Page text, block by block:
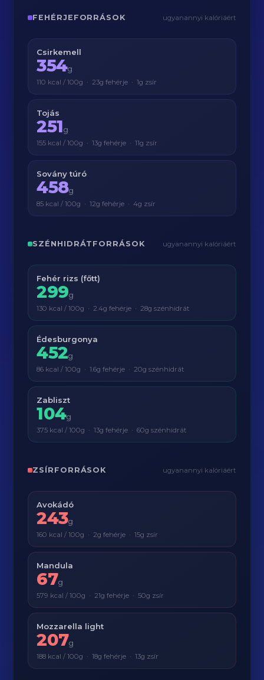
FEHÉRJEFORRÁSOK ugyanannyi kalóriáért
Csirkemell
354g
110 kcal / 100g · 23g fehérje · 1g zsír
Tojás
251g
155 kcal / 100g · 13g fehérje · 11g zsír
Sovány túró
458g
85 kcal / 100g · 12g fehérje · 4g zsír
SZÉNHIDRÁTFORRÁSOK ugyanannyi kalóriáért
Fehér rizs (főtt)
299g
130 kcal / 100g · 2.4g fehérje · 28g szénhidrát
Édesburgonya
452g
86 kcal / 100g · 1.6g fehérje · 20g szénhidrát
Zabliszt
104g
375 kcal / 100g · 13g fehérje · 60g szénhidrát
ZSÍRFORRÁSOK ugyanannyi kalóriáért
Avokádó
243g
160 kcal / 100g · 2g fehérje · 15g zsír
Mandula
67g
579 kcal / 100g · 21g fehérje · 50g zsír
Mozzarella light
207g
188 kcal / 100g · 18g fehérje · 13g zsír